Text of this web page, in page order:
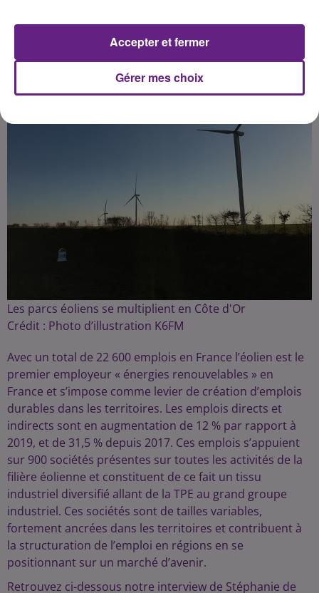
Publié : 16 février 2022 à 6h30 par la rédaction
Les parcs éoliens se multiplient en Côte d'Or
Crédit : Photo d’illustration K6FM
Avec un total de 22 600 emplois en France l’éolien est le
premier employeur « énergies renouvelables » en
France et s’impose comme levier de création d’emplois
durables dans les territoires. Les emplois directs et
indirects sont en augmentation de 12 % par rapport à
2019, et de 31,5 % depuis 2017. Ces emplois s’appuient
sur 900 sociétés présentes sur toutes les activités de la
filière éolienne et constituent de ce fait un tissu
industriel diversifié allant de la TPE au grand groupe
industriel. Ces sociétés sont de tailles variables,
fortement ancrées dans les territoires et contribuent à
la structuration de l’emploi en régions en se
positionnant sur un marché d’avenir.
Retrouvez ci-dessous notre interview de Stéphanie de
Gérer mes choix
Accepter et fermer